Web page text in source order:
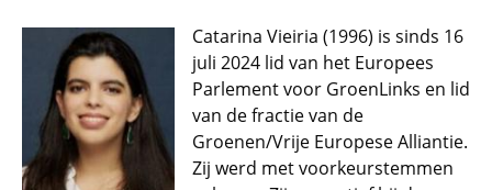
Catarina Vieiria (1996) is sinds 16
juli 2024 lid van het Europees
Parlement voor GroenLinks en lid
van de fractie van de
Groenen/Vrije Europese Alliantie.
Zij werd met voorkeurstemmen